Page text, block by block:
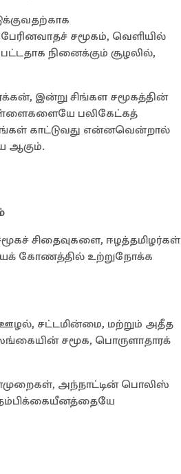
சமூகம், வெளியில்
நினைக்கும் சூழலில்,
இன்று சிங்கள சமூகத்தின்
பலிகேட்கத்
காட்டுவது என்னவென்றால்
ஆகும்.
சிதைவுகளை, ஈழத்தமிழர்கள்
கோணத்தில் உற்றுநோக்க
சட்டமின்மை, மற்றும் அதீத
சமூக, பொருளாதாரக்
அந்நாட்டின் பொலிஸ்
நம்பிக்கையீனத்தையே